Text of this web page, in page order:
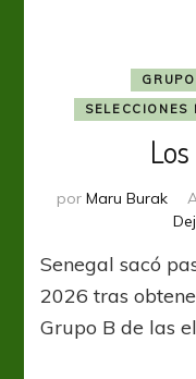
por Maru Burak
Senegal sacó
2026 tras
Grupo B de las